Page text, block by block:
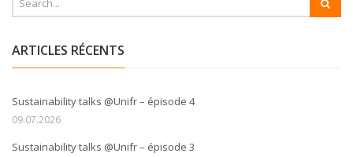
ARTICLES RÉCENTS
Sustainability talks @Unifr – épisode 4
09.07.2026
Sustainability talks @Unifr – épisode 3